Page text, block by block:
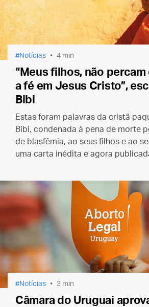
Notícias 4 min
“Meus filhos, não
a fé em Jesus Cristo”,
Bibi
Estas foram palavras da cristã
Bibi, condenada à pena de morte
de blasfêmia, ao seus filhos e ao
uma carta inédita e agora
Notícias 3 min
Câmara do Uruguai